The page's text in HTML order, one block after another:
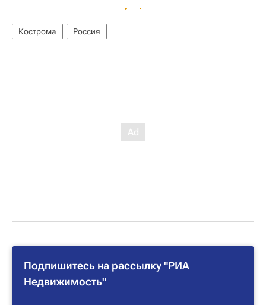
Кострома Россия
Подпишитесь на рассылку "РИА
Недвижимость"